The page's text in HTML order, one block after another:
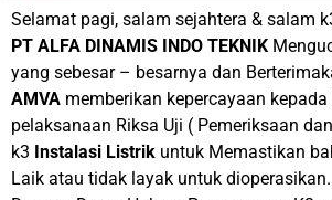
Selamat pagi, salam sejahtera & salam
PT ALFA DINAMIS INDO TEKNIK
yang sebesar – besarnya dan
AMVA memberikan kepercayaan
pelaksanaan Riksa Uji ( Pemeriksaan
k3 Instalasi Listrik untuk Memastikan
Laik atau tidak layak untuk dioperasikan.